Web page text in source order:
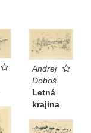
Andrej
Doboš
Letná
krajina